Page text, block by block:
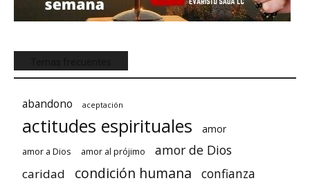
abandono aceptación
actitudes espirituales amor
amor a Dios amor al prójimo amor de Dios
caridad condición humana confianza